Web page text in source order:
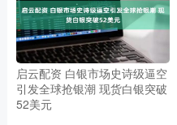
启云配资 白银市场史诗级逼空
引发全球抢银潮 现货白银突破
52美元